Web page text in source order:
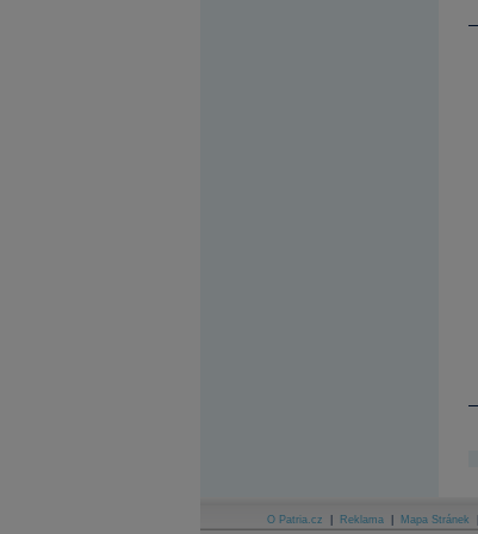
O Patria.cz Reklama Mapa Stránek